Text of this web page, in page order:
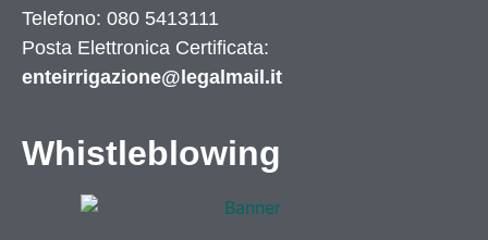
Telefono: 080 5413111
Posta Elettronica Certificata:
enteirrigazione@legalmail.it
Whistleblowing